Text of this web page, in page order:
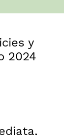
y
2024